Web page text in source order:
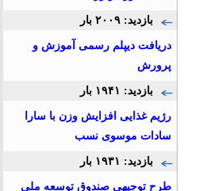
بازدید: ۲۰۰۹ بار
دریافت دیپلم رسمی آموزش و
پرورش
بازدید: ۱۹۴۱ بار
رژیم غذایی افزایش وزن با سارا
سادات موسوی نسب
بازدید: ۱۹۳۱ بار
طرح توجیهی صندوق توسعه ملی